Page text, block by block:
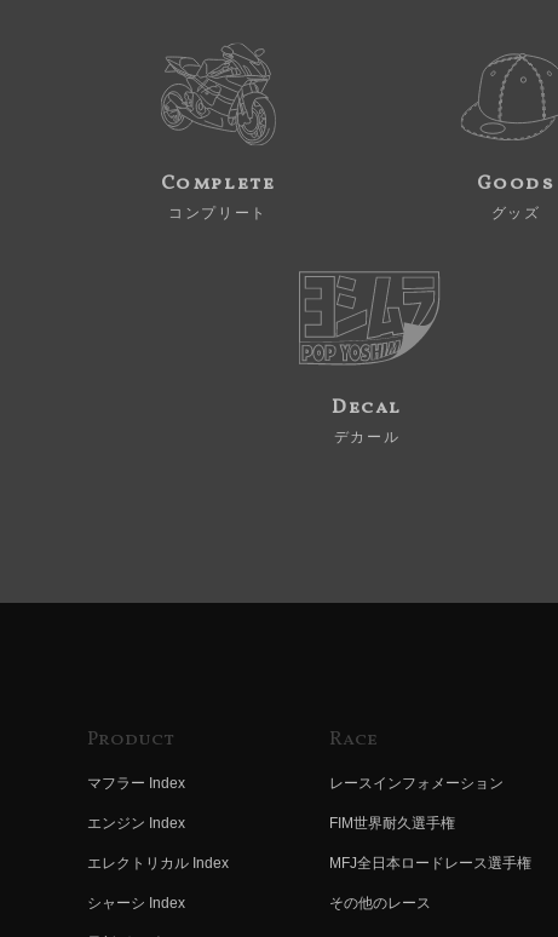
Complete
コンプリート
Goods
グッズ
Decal
デカール
Product
マフラー Index
エンジン Index
エレクトリカル Index
シャーシ Index
Race
レースインフォメーション
FIM世界耐久選手権
MFJ全日本ロードレース選手権
その他のレース